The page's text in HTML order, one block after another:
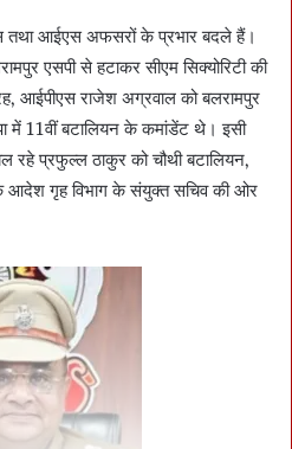
तथा आईएस अफसरों के प्रभार बदले हैं।
एसपी से हटाकर सीएम सिक्योरिटी की
आईपीएस राजेश अग्रवाल को बलरामपुर
में 11वीं बटालियन के कमांडेंट थे। इसी
रहे प्रफुल्ल ठाकुर को चौथी बटालियन,
आदेश गृह विभाग के संयुक्त सचिव की ओर